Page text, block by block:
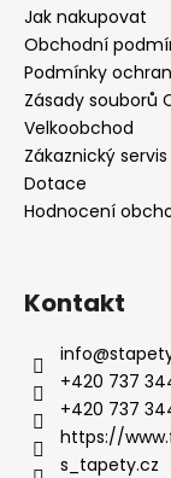
Jak nakupovat
Obchodní
Podmínky
Zásady souborů
Velkoobchod
Zákaznický servis
Dotace
Hodnocení
Kontakt
info@
+420 737
+420 737
https://
s_tapety.cz